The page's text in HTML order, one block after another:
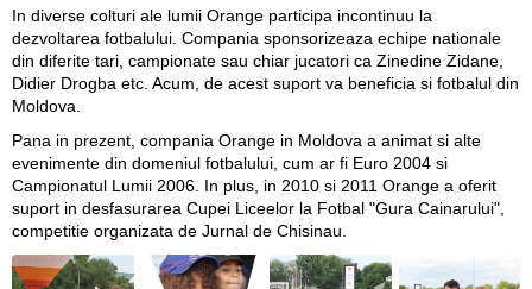
In diverse colturi ale lumii Orange participa incontinuu la
dezvoltarea fotbalului. Compania sponsorizeaza echipe nationale
din diferite tari, campionate sau chiar jucatori ca Zinedine Zidane,
Didier Drogba etc. Acum, de acest suport va beneficia si fotbalul din
Moldova.
Pana in prezent, compania Orange in Moldova a animat si alte
evenimente din domeniul fotbalului, cum ar fi Euro 2004 si
Campionatul Lumii 2006. In plus, in 2010 si 2011 Orange a oferit
suport in desfasurarea Cupei Liceelor la Fotbal "Gura Cainarului",
competitie organizata de Jurnal de Chisinau.